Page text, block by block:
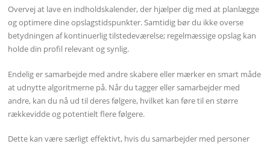
Overvej at lave en indholdskalender, der hjælper dig med at planlægge
og optimere dine opslagstidspunkter. Samtidig bør du ikke overse
betydningen af kontinuerlig tilstedeværelse; regelmæssige opslag kan
holde din profil relevant og synlig.
Endelig er samarbejde med andre skabere eller mærker en smart måde
at udnytte algoritmerne på. Når du tagger eller samarbejder med
andre, kan du nå ud til deres følgere, hvilket kan føre til en større
rækkevidde og potentielt flere følgere.
Dette kan være særligt effektivt, hvis du samarbejder med personer